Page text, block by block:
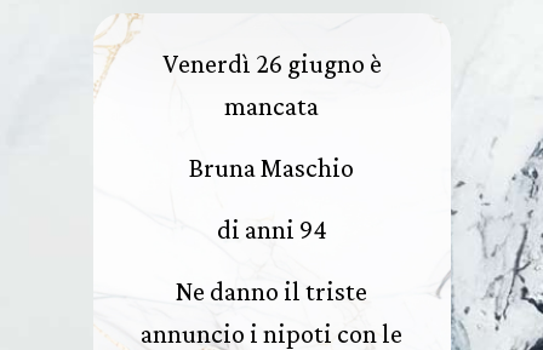
Venerdì 26 giugno è
mancata
Bruna Maschio
di anni 94
Ne danno il triste
annuncio i nipoti con le